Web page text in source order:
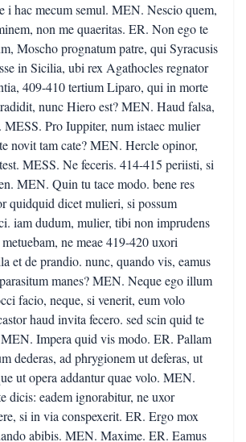
i hac mecum semul. MEN. Nescio quem,
non me quaeritas. ER. Non ego te
Moscho prognatum patre, qui Syracusis
in Sicilia, ubi rex Agathocles regnator
409-410 tertium Liparo, qui in morte
nunc Hiero est? MEN. Haud falsa,
MESS. Pro Iuppiter, num istaec mulier
novit tam cate? MEN. Hercle opinor,
MESS. Ne feceris. 414-415 periisti, si
MEN. Quin tu tace modo. bene res
quidquid dicet mulieri, si possum
iam dudum, mulier, tibi non imprudens
ne meae 419-420 uxori
et de prandio. nunc, quando vis, eamus
manes? MEN. Neque ego illum
facio, neque, si venerit, eum volo
haud invita fecero. sed scin quid te
Impera quid vis modo. ER. Pallam
dederas, ad phrygionem ut deferas, ut
ut opera addantur quae volo. MEN.
dicis: eadem ignorabitur, ne uxor
si in via conspexerit. ER. Ergo mox
abibis. MEN. Maxime. ER. Eamus